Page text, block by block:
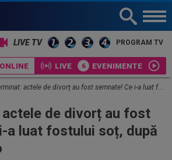
PROGRAM TV
LIVE EVENIMENTE
actele de divorț au fost semnate! Ce i-a luat fostului soț, după ce a înșelat-o
de divorț au fost
a luat fostului soț, după